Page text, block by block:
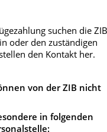
suchen die
oder den zuständigen
den Kontakt her.
von der ZIB nicht
in folgenden